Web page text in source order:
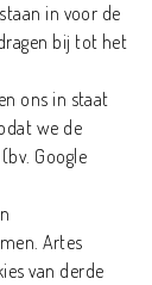
in voor de
bij tot het
ons in staat
we de
Google
Artes
van derde